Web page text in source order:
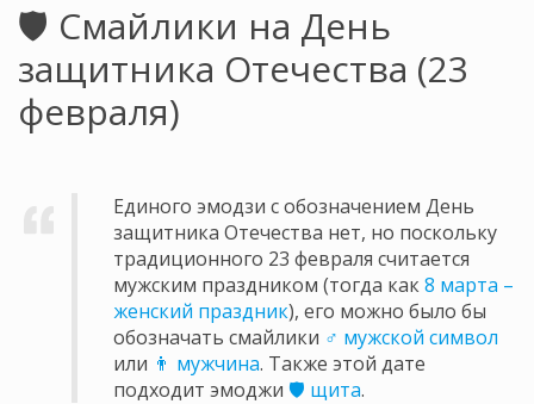
🛡️ Смайлики на День
защитника Отечества (23
февраля)
Единого эмодзи с обозначением День
защитника Отечества нет, но поскольку
традиционного 23 февраля считается
мужским праздником (тогда как8 марта –
женский праздник), его можно было бы
обозначать смайлики ♂️ мужской символ
или 👨 мужчина. Также этой дате
подходит эмоджи 🛡️ щита.